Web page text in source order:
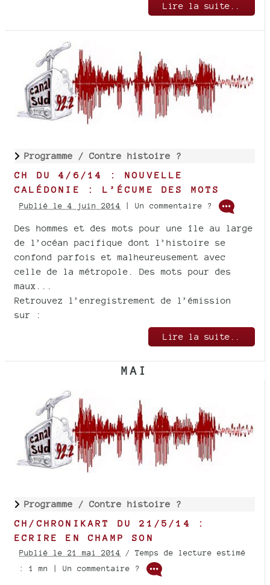
Lire la suite..
Programme / Contre histoire ?
CH DU 4/6/14 : NOUVELLE
CALÉDONIE : L’ÉCUME DES MOTS
Publié le 4 juin 2014 | Un commentaire ?
Des hommes et des mots pour une île au large
de l’océan pacifique dont l’histoire se
confond parfois et malheureusement avec
celle de la métropole. Des mots pour des
maux...
Retrouvez l’enregistrement de l’émission
sur :
Lire la suite..
MAI
Programme / Contre histoire ?
CH/CHRONIKART DU 21/5/14 :
ECRIRE EN CHAMP SON
Publié le 21 mai 2014 / Temps de lecture estimé
: 1 mn | Un commentaire ?